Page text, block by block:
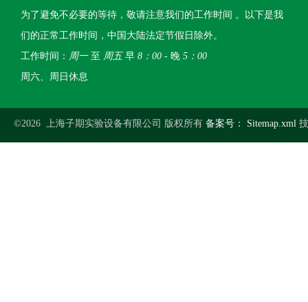
为了避免不必要的等待，敬请注意我们的工作时间 。以下是我
们的正常工作时间，中国大陆法定节假日除外。
工作时间： 周一至 周五早 8：00 - 晚 5：00
周六、周日休息
©2026 上海子期实验设备有限公司 版权所有 备案号： Sitemap.xml